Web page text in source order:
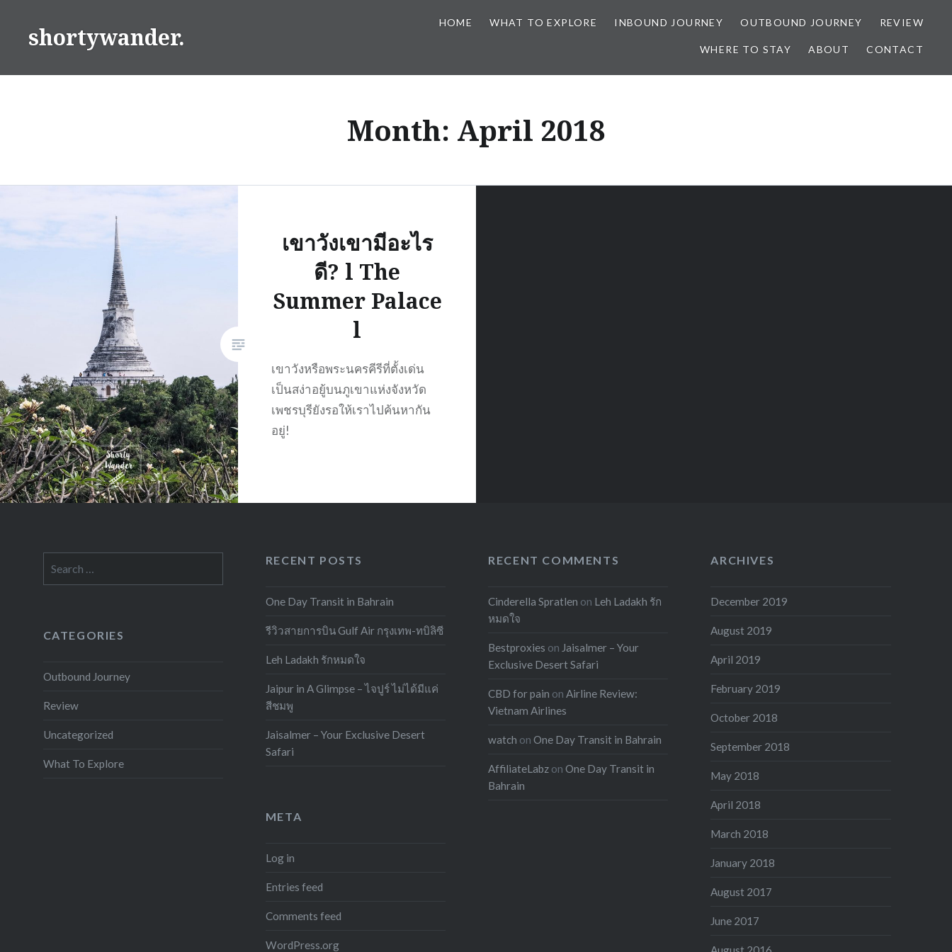
contentshortywander.
HOME WHAT TO EXPLORE INBOUND JOURNEY OUTBOUND JOURNEY REVIEW
WHERE TO STAY ABOUT CONTACT
Month: April 2018
เขาวังเขามีอะไร
ดี? l The
Summer Palace
l
เขาวังหรือพระนครคีรีที่ตั้งเด่น
เป็นสง่าอยู้บนภูเขาแห่งจังหวัด
เพชรบุรียังรอให้เราไปค้นหากัน
อยู่!
for:
RECENT POSTS
One Day Transit in Bahrain
รีวิวสายการบิน Gulf Air กรุงเทพ-ทบิลิซี
Leh Ladakh รักหมดใจ
Jaipur in A Glimpse – ไจปูร์ ไม่ได้มีแค่
สีชมพู
Jaisalmer – Your Exclusive Desert
Safari
RECENT COMMENTS
Cinderella Spratlen on Leh Ladakh รัก
หมดใจ
Bestproxies on Jaisalmer – Your
Exclusive Desert Safari
CBD for pain onAirline Review:
Vietnam Airlines
watch onOne Day Transit in Bahrain
AffiliateLabz onOne Day Transit in
Bahrain
ARCHIVES
December 2019
August 2019
April 2019
February 2019
October 2018
September 2018
May 2018
April 2018
March 2018
January 2018
August 2017
June 2017
CATEGORIES
Outbound Journey
Review
Uncategorized
What To Explore
META
Log in
Entries feed
Comments feed
WordPress.org